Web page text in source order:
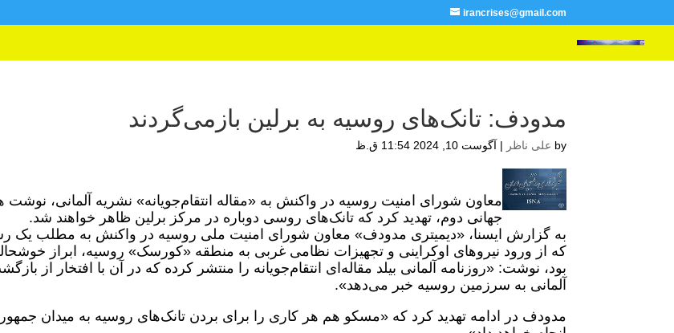
irancrises@gmail.com
مدودف: تانک‌های روسیه به برلین بازمی‌گردند
by علی ناظر | آگوست 10, 2024 11:54 ق.ظ
معاون شورای امنیت روسیه در واکنش به «مقاله انتقام‌جویانه» نشریه آلمانی، نوشت
جهانی دوم، تهدید کرد که تانک‌های روسی دوباره در مرکز برلین ظاهر خواهند شد.
به گزارش ایسنا، «دیمیتری مدودف» معاون شورای امنیت ملی روسیه در واکنش به مطلب یک
که از ورود نیروهای اوکراینی و تجهیزات نظامی غربی به منطقه «کورسک» روسیه، ابراز
بود، نوشت: «روزنامه آلمانی بیلد مقاله‌ای انتقام‌جویانه را منتشر کرده که در آن با افتخار از
آلمانی به سرزمین روسیه خبر می‌دهد».
مدودف در ادامه تهدید کرد که «مسکو هم هر کاری را برای بردن تانک‌های روسیه به میدان